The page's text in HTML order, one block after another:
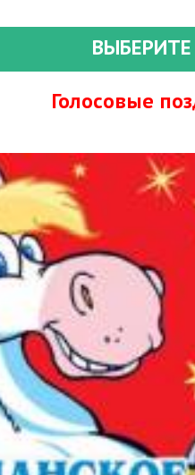
Голосовые